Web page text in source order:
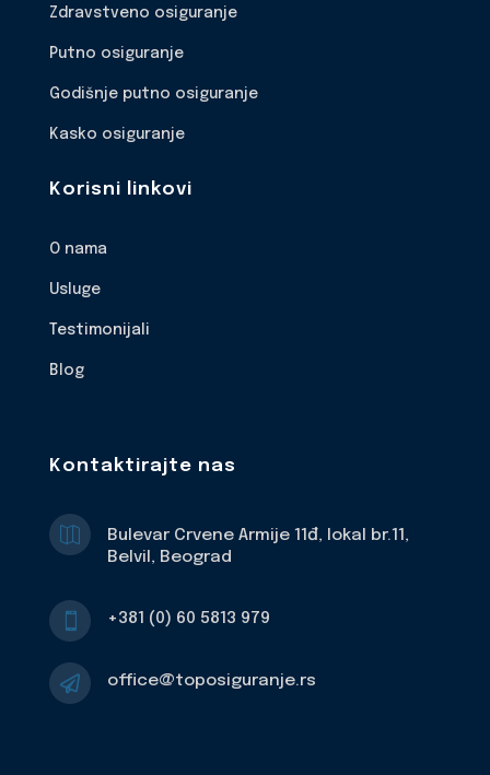
Zdravstveno osiguranje
Putno osiguranje
Godišnje putno osiguranje
Kasko osiguranje
Korisni linkovi
O nama
Usluge
Testimonijali
Blog
Kontaktirajte nas

Bulevar Crvene Armije 11đ, lokal br.11,
Belvil, Beograd
 +381 (0) 60 5813 979
 office@toposiguranje.rs